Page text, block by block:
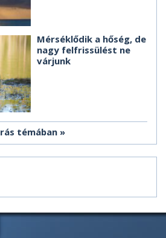
Mérséklődik a hőség, de
nagy felfrissülést ne
várjunk
témában